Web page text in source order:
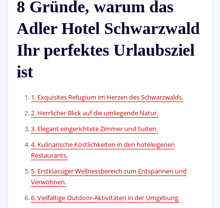
8 Gründe, warum das
Adler Hotel Schwarzwald
Ihr perfektes Urlaubsziel
ist
1. Exquisites Refugium im Herzen des Schwarzwalds.
2. Herrlicher Blick auf die umliegende Natur.
3. Elegant eingerichtete Zimmer und Suiten.
4. Kulinarische Köstlichkeiten in den hoteleigenen
Restaurants.
5. Erstklassiger Wellnessbereich zum Entspannen und
Verwöhnen.
6. Vielfältige Outdoor-Aktivitäten in der Umgebung.